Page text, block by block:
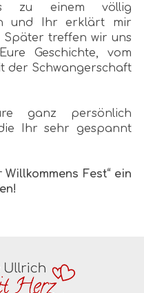
zu einem völlig
und Ihr erklärt mir
Später treffen wir uns
Geschichte, vom
der Schwangerschaft
ganz persönlich
Ihr sehr gespannt
Fest“ ein